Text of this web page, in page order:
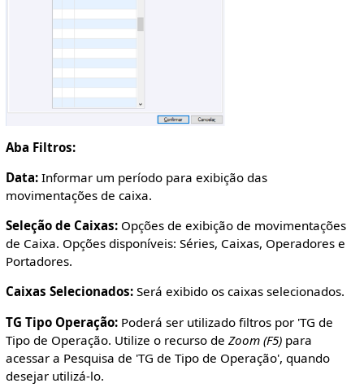
Aba Filtros:
Data:Informar um período para exibição das
movimentações de caixa.
Seleção de Caixas:Opções de exibição de movimentações
de Caixa. Opções disponíveis: Séries, Caixas, Operadores e
Portadores.
Caixas Selecionados:Será exibido os caixas selecionados.
TG Tipo Operação:Poderá ser utilizado filtros por 'TG de
Tipo de Operação. Utilize o recurso de Zoom (F5)para
acessar a Pesquisa de 'TG de Tipo de Operação', quando
desejar utilizá-lo.